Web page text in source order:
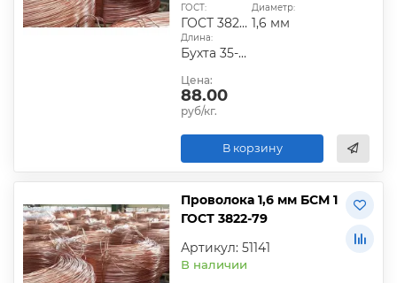
ГОСТ:
ГОСТ 3822-79
Диаметр:
1,6 мм
Длина:
Бухта 35-50 кг
Цена:
88.00
руб/кг.
В корзину
Проволока 1,6 мм БСМ 1
ГОСТ 3822-79
Артикул: 51141
В наличии